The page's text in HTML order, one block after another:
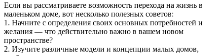
Если вы рассматриваете возможность перехода на жизнь в
маленьком доме, вот несколько полезных советов:
1. Начните с определения своих основных потребностей и
желания — что действительно важно в вашем новом
пространстве?
2. Изучите различные модели и концепции малых домов,